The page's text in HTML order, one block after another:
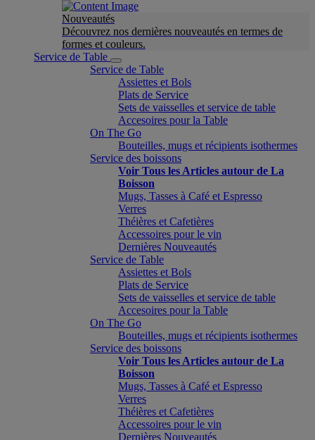
Nouveautés
Découvrez nos dernières nouveautés en termes de
formes et couleurs.
Service de Table
Service de Table
Assiettes et Bols
Plats de Service
Sets de vaisselles et service de table
Accesoires pour la Table
On The Go
Bouteilles, mugs et récipients isothermes
Service des boissons
Voir Tous les Articles autour de La
Boisson
Mugs, Tasses à Café et Espresso
Verres
Théières et Cafetières
Accessoires pour le vin
Dernières Nouveautés
Service de Table
Assiettes et Bols
Plats de Service
Sets de vaisselles et service de table
Accesoires pour la Table
On The Go
Bouteilles, mugs et récipients isothermes
Service des boissons
Voir Tous les Articles autour de La
Boisson
Mugs, Tasses à Café et Espresso
Verres
Théières et Cafetières
Accessoires pour le vin
Dernières Nouveautés